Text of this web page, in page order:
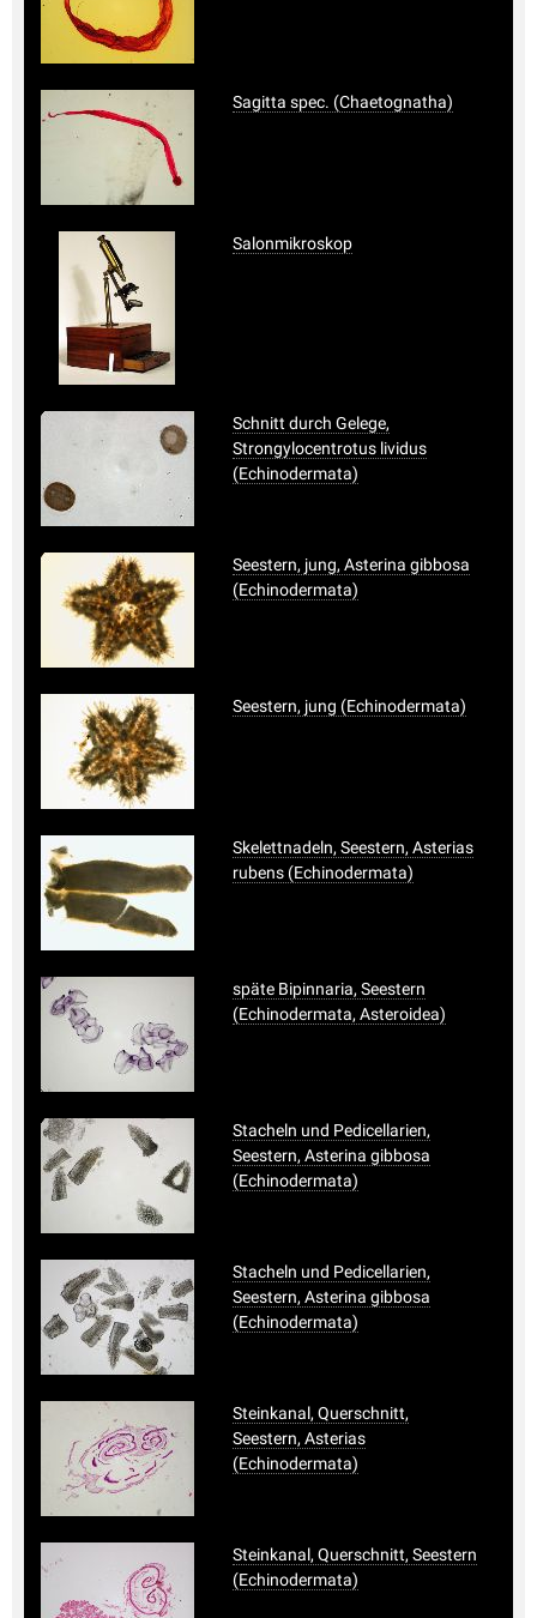
Sagitta spec. (Chaetognatha)
Salonmikroskop
Schnitt durch Gelege,
Strongylocentrotus lividus
(Echinodermata)
Seestern, jung, Asterina gibbosa
(Echinodermata)
Seestern, jung (Echinodermata)
Skelettnadeln, Seestern, Asterias
rubens (Echinodermata)
späte Bipinnaria, Seestern
(Echinodermata, Asteroidea)
Stacheln und Pedicellarien,
Seestern, Asterina gibbosa
(Echinodermata)
Stacheln und Pedicellarien,
Seestern, Asterina gibbosa
(Echinodermata)
Steinkanal, Querschnitt,
Seestern, Asterias
(Echinodermata)
Steinkanal, Querschnitt, Seestern
(Echinodermata)